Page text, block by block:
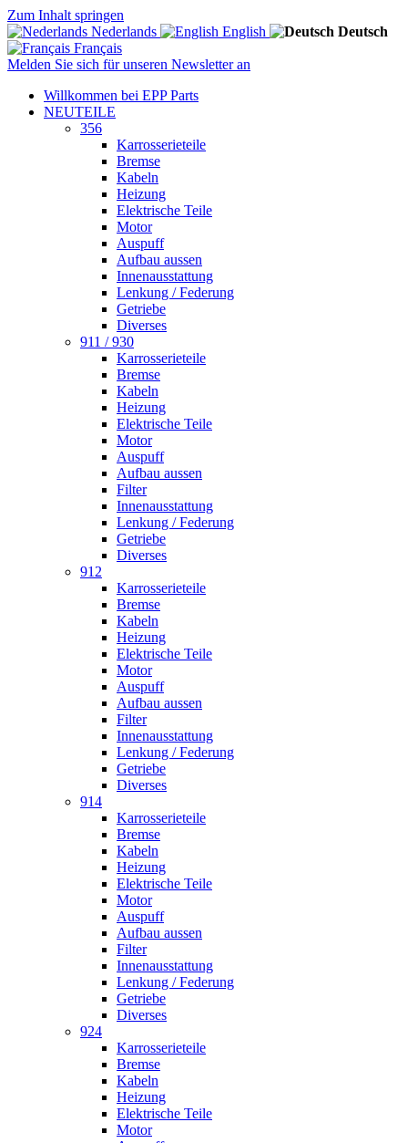
Zum Inhalt springen
Nederlands
English
Deutsch
Français
Melden Sie sich für unseren Newsletter an
Willkommen bei EPP Parts
NEUTEILE
356
Karrosserieteile
Bremse
Kabeln
Heizung
Elektrische Teile
Motor
Auspuff
Aufbau aussen
Innenausstattung
Lenkung / Federung
Getriebe
Diverses
911 / 930
Karrosserieteile
Bremse
Kabeln
Heizung
Elektrische Teile
Motor
Auspuff
Aufbau aussen
Filter
Innenausstattung
Lenkung / Federung
Getriebe
Diverses
912
Karrosserieteile
Bremse
Kabeln
Heizung
Elektrische Teile
Motor
Auspuff
Aufbau aussen
Filter
Innenausstattung
Lenkung / Federung
Getriebe
Diverses
914
Karrosserieteile
Bremse
Kabeln
Heizung
Elektrische Teile
Motor
Auspuff
Aufbau aussen
Filter
Innenausstattung
Lenkung / Federung
Getriebe
Diverses
924
Karrosserieteile
Bremse
Kabeln
Heizung
Elektrische Teile
Motor